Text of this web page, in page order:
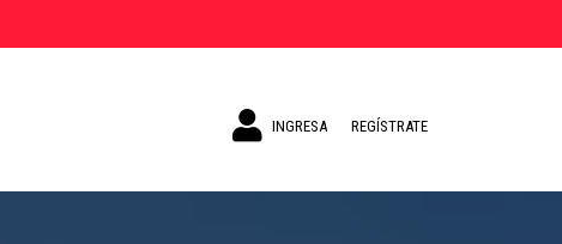
INGRESA REGÍSTRATE